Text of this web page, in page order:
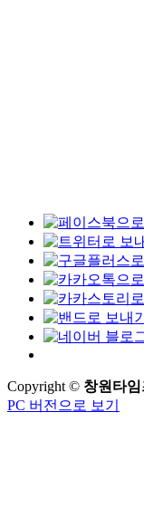
Copyright © 창원타임
PC 버전으로 보기